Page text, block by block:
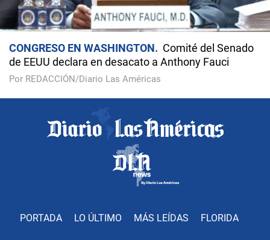
CONGRESO EN WASHINGTON
Comité del Senado
de EEUU declara en desacato a Anthony Fauci
Por REDACCIÓN/Diario Las Américas
PORTADA LO ÚLTIMO MÁS LEÍDAS FLORIDA